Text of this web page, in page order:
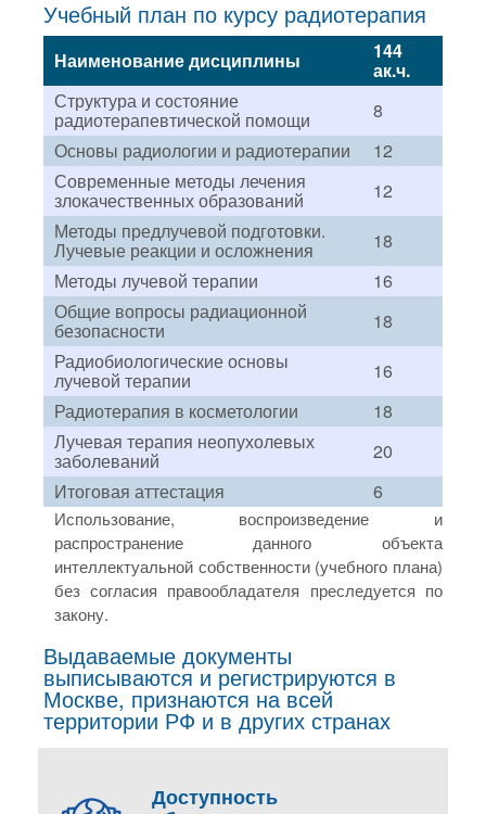
Учебный план по курсу радиотерапия
Наименование дисциплины 144
ак.ч.
Структура и состояние
радиотерапевтической помощи
8
Основы радиологии и радиотерапии
12
Современные методы лечения
злокачественных образований
12
Методы предлучевой подготовки.
Лучевые реакции и осложнения
18
Методы лучевой терапии
16
Общие вопросы радиационной
безопасности
18
Радиобиологические основы
лучевой терапии
16
Радиотерапия в косметологии
18
Лучевая терапия неопухолевых
заболеваний
20
Итоговая аттестация
6
Использование, воспроизведение и
распространение данного объекта
интеллектуальной собственности (учебного плана)
без согласия правообладателя преследуется по
закону.
Выдаваемые документы
выписываются и регистрируются в
Москве, признаются на всей
территории РФ и в других странах
Доступность